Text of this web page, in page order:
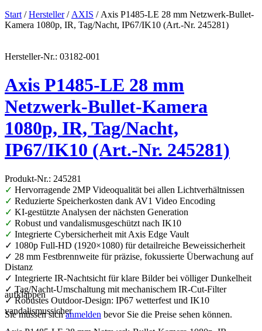
Start /Hersteller/ AXIS / Axis P1485-LE 28 mm Netzwerk-Bullet-
Kamera 1080p, IR, Tag/Nacht, IP67/IK10 (Art.-Nr. 245281)
Hersteller-Nr.: 03182-001
Axis P1485-LE 28 mm
Netzwerk-Bullet-Kamera
1080p, IR, Tag/Nacht,
IP67/IK10 (Art.-Nr. 245281)
Produkt-Nr.: 245281
✓ Hervorragende 2MP Videoqualität bei allen Lichtverhältnissen
✓ Reduzierte Speicherkosten dank AV1 Video Encoding
✓ KI-gestützte Analysen der nächsten Generation
✓ Robust und vandalismusgeschützt nach IK10
✓ Integrierte Cybersicherheit mit Axis Edge Vault
✓ 1080p Full-HD (1920×1080) für detailreiche Beweissicherheit
✓ 28 mm Festbrennweite für präzise, fokussierte Überwachung auf
Distanz
✓ Integrierte IR-Nachtsicht für klare Bilder bei völliger Dunkelheit
✓ Tag/Nacht-Umschaltung mit mechanischem IR-Cut-Filter
✓ Robustes Outdoor-Design: IP67 wetterfest und IK10
vandalismussicher
aufklappen
Sie müssen sichanmelden bevor Sie die Preise sehen können.